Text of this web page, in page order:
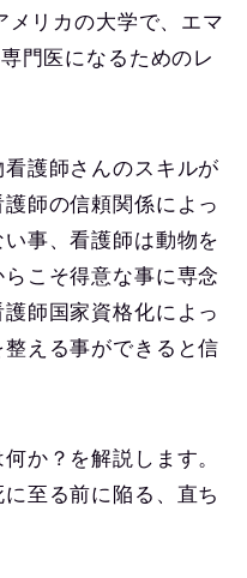
メリカの大学で、エマ
門医になるためのレ
護師さんのスキルが
師の信頼関係によっ
事、看護師は動物を
こそ得意な事に専念
師国家資格化によっ
える事ができると信
か？を解説します。
至る前に陥る、直ち